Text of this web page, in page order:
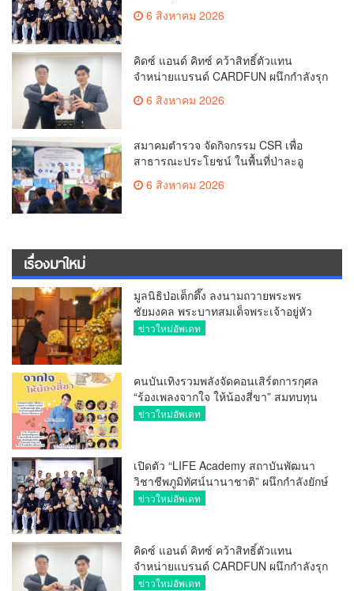
เปลี่ยนองค์ความรู้ระดับสากล
6 สิงหาคม 2026
คิดซ์ แอนด์ คิทซ์ คว้าสิทธิ์ตัวแทน
จำหน่ายแบรนด์ CARDFUN ผนึกกำลังรุก
Rush TCG” ตั้งเป้าขยายฐานคอมมูนิตี้
ประเทศ
6 สิงหาคม 2026
สมาคมตำรวจ จัดกิจกรรม CSR เพื่อ
สาธารณะประโยชน์ ในพื้นที่ป่าละอู
โรงเรียนตำรวจตระเวนชายแดนนเรศวร
ป่าละอู
6 สิงหาคม 2026
เรื่องมาใหม่
มูลนิธิป่อเต็กตึ๊ง ลงนามถวายพระพร
ชัยมงคล พระบาทสมเด็จพระเจ้าอยู่หัว
เนื่องในโอกาสวันเฉลิมพระชนมพรรษา
ข่าวใหม่อัพเดท
คนบันเทิงรวมพลังจัดคอนเสิร์ตการกุศล
“ร้องเพลงจากใจ ให้น้องสี่ขา” สมทบทุน
ช่วยหมาแมวจรจัด
ข่าวใหม่อัพเดท
เปิดตัว “LIFE Academy สถาบันพัฒนา
วิชาชีพภูมิทัศน์นานาชาติ” ผนึกกำลังยักษ์
ใหญ่จีน “Garden Group China” แลก
ข่าวใหม่อัพเดท
คิดซ์ แอนด์ คิทซ์ คว้าสิทธิ์ตัวแทน
จำหน่ายแบรนด์ CARDFUN ผนึกกำลังรุก
ตลาด TCG ไทย เปิดตัว “Marvel Hero
ข่าวใหม่อัพเดท